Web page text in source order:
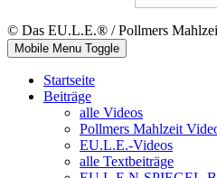
© Das EU.L.E.® / Pollmers
Mobile Menu Toggle
Startseite
Beiträge
alle Videos
Pollmers Mahlzeit
EU.L.E.-Videos
alle Textbeiträge